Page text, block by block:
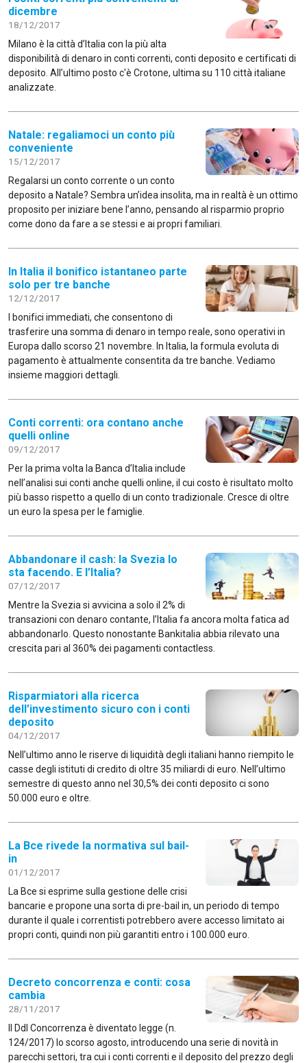
dicembre
18/12/2017
Milano è la città d’Italia con la più alta
disponibilità di denaro in conti correnti, conti deposito e certificati di
deposito. All’ultimo posto c'è Crotone, ultima su 110 città italiane
analizzate.
Natale: regaliamoci un conto più
conveniente
15/12/2017
Regalarsi un conto corrente o un conto
deposito a Natale? Sembra un’idea insolita, ma in realtà è un ottimo
proposito per iniziare bene l’anno, pensando al risparmio proprio
come dono da fare a se stessi e ai propri familiari.
In Italia il bonifico istantaneo parte
solo per tre banche
12/12/2017
I bonifici immediati, che consentono di
trasferire una somma di denaro in tempo reale, sono operativi in
Europa dallo scorso 21 novembre. In Italia, la formula evoluta di
pagamento è attualmente consentita da tre banche. Vediamo
insieme maggiori dettagli.
Conti correnti: ora contano anche
quelli online
09/12/2017
Per la prima volta la Banca d’Italia include
nell’analisi sui conti anche quelli online, il cui costo è risultato molto
più basso rispetto a quello di un conto tradizionale. Cresce di oltre
un euro la spesa per le famiglie.
Abbandonare il cash: la Svezia lo
sta facendo. E l’Italia?
07/12/2017
Mentre la Svezia si avvicina a solo il 2% di
transazioni con denaro contante, l’Italia fa ancora molta fatica ad
abbandonarlo. Questo nonostante Bankitalia abbia rilevato una
crescita pari al 360% dei pagamenti contactless.
Risparmiatori alla ricerca
dell’investimento sicuro con i conti
deposito
04/12/2017
Nell’ultimo anno le riserve di liquidità degli italiani hanno riempito le
casse degli istituti di credito di oltre 35 miliardi di euro. Nell’ultimo
semestre di questo anno nel 30,5% dei conti deposito ci sono
50.000 euro e oltre.
La Bce rivede la normativa sul bail-
in
01/12/2017
La Bce si esprime sulla gestione delle crisi
bancarie e propone una sorta di pre-bail in, un periodo di tempo
durante il quale i correntisti potrebbero avere accesso limitato ai
propri conti, quindi non più garantiti entro i 100.000 euro.
Decreto concorrenza e conti: cosa
cambia
28/11/2017
Il Ddl Concorrenza è diventato legge (n.
124/2017) lo scorso agosto, introducendo una serie di novità in
parecchi settori, tra cui i conti correnti e il deposito del prezzo degli